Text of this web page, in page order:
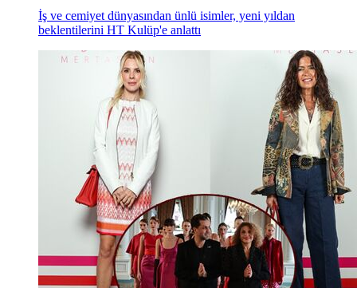
İş ve cemiyet dünyasından ünlü isimler, yeni yıldan
beklentilerini HT Kulüp'e anlattı